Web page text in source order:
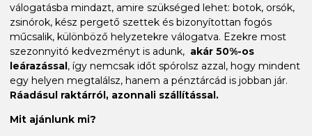
válogatásba mindazt, amire szükséged lehet: botok, orsók,
zsinórok, kész pergető szettek és bizonyítottan fogós
műcsalik, különböző helyzetekre válogatva. Ezekre most
szezonnyitó kedvezményt is adunk, akár 50%-os
leárazással, így nemcsak időt spórolsz azzal, hogy mindent
egy helyen megtalálsz, hanem a pénztárcád is jobban jár.
Ráadásul raktárról, azonnali szállítással.
Mit ajánlunk mi?